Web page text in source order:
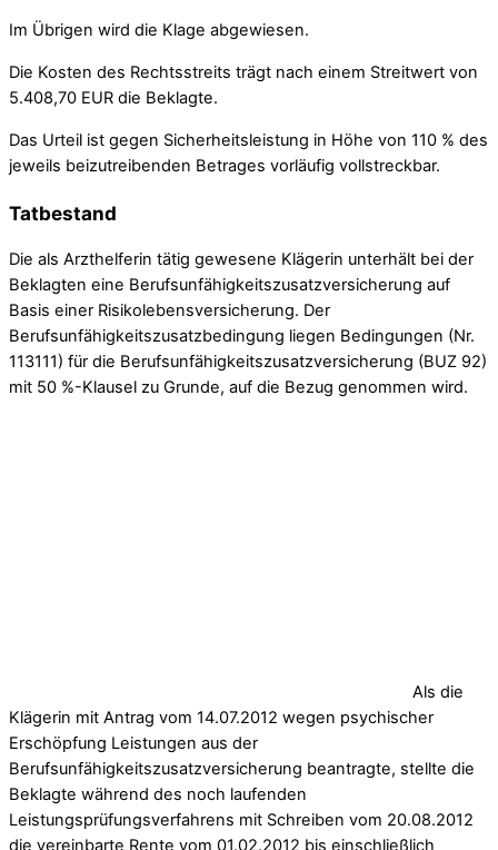
Im Übrigen wird die Klage abgewiesen.
Die Kosten des Rechtsstreits trägt nach einem Streitwert von
5.408,70 EUR die Beklagte.
Das Urteil ist gegen Sicherheitsleistung in Höhe von 110 % des
jeweils beizutreibenden Betrages vorläufig vollstreckbar.
Tatbestand
Die als Arzthelferin tätig gewesene Klägerin unterhält bei der
Beklagten eine Berufsunfähigkeitszusatzversicherung auf
Basis einer Risikolebensversicherung. Der
Berufsunfähigkeitszusatzbedingung liegen Bedingungen (Nr.
113111) für die Berufsunfähigkeitszusatzversicherung (BUZ 92)
mit 50 %-Klausel zu Grunde, auf die Bezug genommen wird.
Als die
Klägerin mit Antrag vom 14.07.2012 wegen psychischer
Erschöpfung Leistungen aus der
Berufsunfähigkeitszusatzversicherung beantragte, stellte die
Beklagte während des noch laufenden
Leistungsprüfungsverfahrens mit Schreiben vom 20.08.2012
die vereinbarte Rente vom 01.02.2012 bis einschließlich